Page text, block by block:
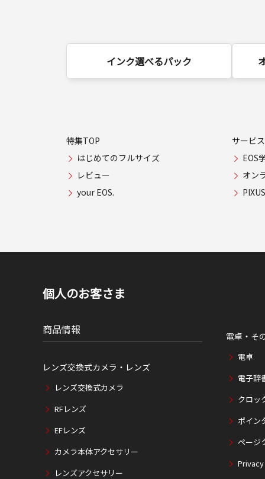
インク選べるパック
特集TOP
はじめてのフルサイズ
レビュー
your EOS.
サービ
EOS
オン
個人のお客さま
商品情報
レンズ交換式カメラ・レンズ
レンズ交換式カメラ
RFレンズ
EFレンズ
カメラ本体アクセサリー
レンズアクセサリー
電卓・そ
電卓
電子辞
クロッ
ポイン
ページ
Privacy